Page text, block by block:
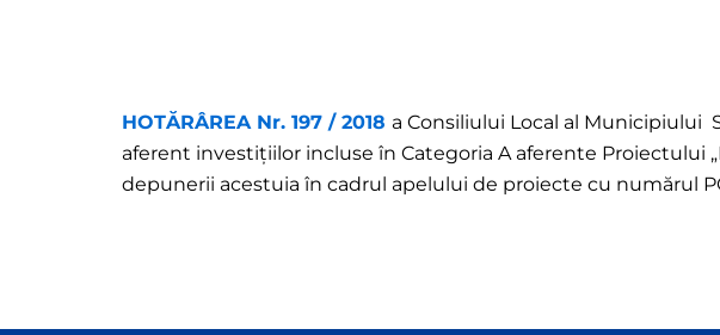
HOTĂRÂREA Nr. 197 / 2018 a Consiliului Local al Municipiului
aferent investițiilor incluse în Categoria A aferente Proiectului
depunerii acestuia în cadrul apelului de proiecte cu numărul